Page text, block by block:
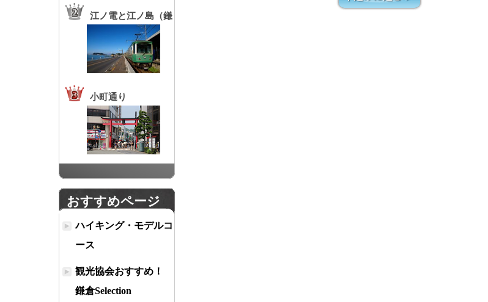
江ノ電と江ノ島（鎌
倉高校前駅）
小町通り
おすすめページ
ハイキング・モデルコ
ース
観光協会おすすめ！
鎌倉Selection